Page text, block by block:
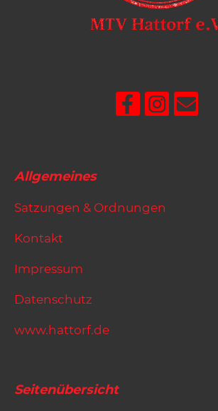
Allgemeines
Satzungen & Ordnungen
Kontakt
Impressum
Datenschutz
www.hattorf.de
Seitenübersicht